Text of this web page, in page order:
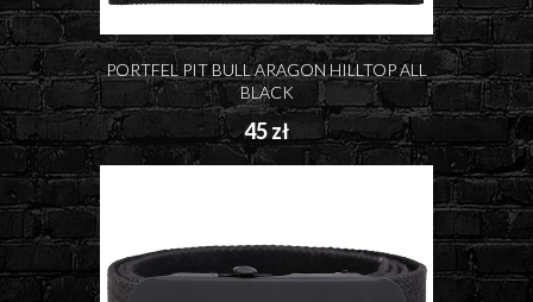
PORTFEL PIT BULL ARAGON HILLTOP ALL
BLACK
45 zł